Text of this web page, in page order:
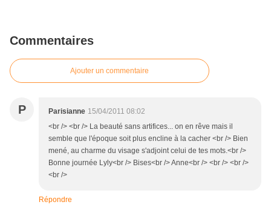
Commentaires
Ajouter un commentaire
P Parisianne 15/04/2011 08:02
<br /> <br /> La beauté sans artifices... on en rêve mais il
semble que l'époque soit plus encline à la cacher <br /> Bien
mené, au charme du visage s'adjoint celui de tes mots.<br />
Bonne journée Lyly<br /> Bises<br /> Anne<br /> <br /> <br />
<br />
Répondre